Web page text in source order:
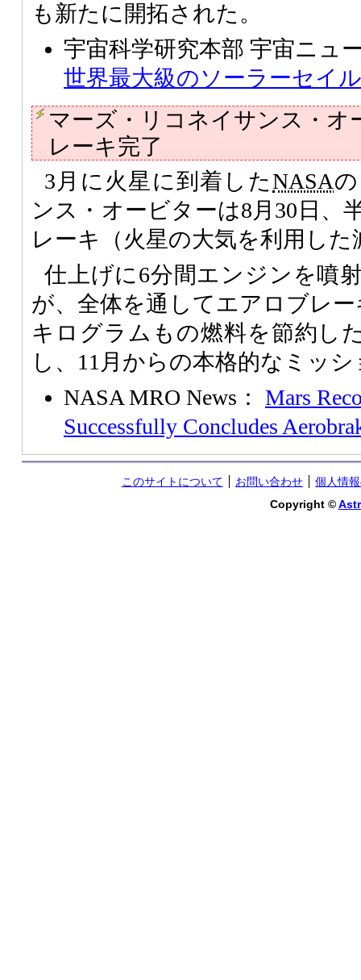
も新たに開拓された。
宇宙科学研究本部 宇宙ニュ
世界最大級のソーラーセイ
マーズ・リコネイサンス・オ
レーキ完了
3月に火星に到着したNASA
ンス・オービターは8月30日、
レーキ（火星の大気を利用し
仕上げに6分間エンジンを噴
が、全体を通してエアロブレ
キログラムもの燃料を節約し
し、11月からの本格的なミッ
NASA MRO News： Mars
Successfully Concludes
このサイトについて お問い合わせ
個人情
Copyright ©